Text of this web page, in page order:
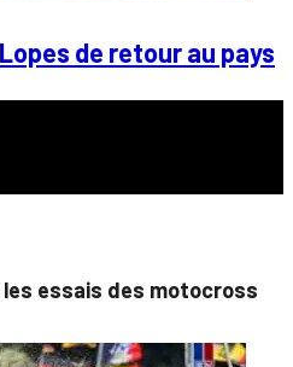
de retour au pays
essais des motocross